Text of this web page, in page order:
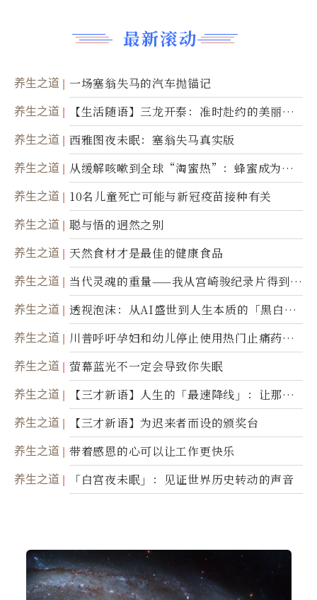
最新滚动
养生之道 一场塞翁失马的汽车抛锚记
养生之道
【生活随语】三龙开泰：准时赴约的美丽震
撼
养生之道 西雅图夜未眠：塞翁失马真实版
养生之道
从缓解咳嗽到全球“淘蜜热”：蜂蜜成为健
康产业前沿商品
养生之道 10名儿童死亡可能与新冠疫苗接种有关
养生之道 聪与悟的迥然之别
养生之道 天然食材才是最佳的健康食品
养生之道
当代灵魂的重量——我从宫崎骏纪录片得到的
省思
养生之道
透视泡沫：从AI盛世到人生本质的「黑白一
瞬」
养生之道
川普呼吁孕妇和幼儿停止使用热门止痛药泰
诺
养生之道 萤幕蓝光不一定会导致你失眠
养生之道
【三才新语】人生的「最速降线」：让那道
光，带你滑向自己
养生之道 【三才新语】为迟来者而设的颁奖台
养生之道 带着感恩的心可以让工作更快乐
养生之道 「白宫夜未眠」：见证世界历史转动的声音